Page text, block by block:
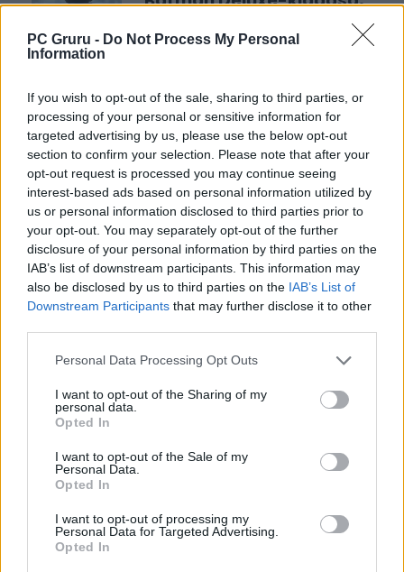
PC Gruru - Do Not Process My Personal
Information
If you wish to opt-out of the sale, sharing to third parties, or
processing of your personal or sensitive information for
targeted advertising by us, please use the below opt-out
section to confirm your selection. Please note that after your
opt-out request is processed you may continue seeing
interest-based ads based on personal information utilized by
us or personal information disclosed to third parties prior to
your opt-out. You may separately opt-out of the further
disclosure of your personal information by third parties on the
IAB’s list of downstream participants. This information may
also be disclosed by us to third parties on the IAB’s List of
Downstream Participants that may further disclose it to other
Personal Data Processing Opt Outs
I want to opt-out of the Sharing of my
personal data.
Opted In
I want to opt-out of the Sale of my
Personal Data.
Opted In
I want to opt-out of processing my
Personal Data for Targeted Advertising.
Opted In
Nincs már messze a LEGO
Knight megjelenése, ma pedig
videót kapott a Deluxe Edition
tartalma.
Egyesek már játszhatnak az
új Batman játékkal az egyik
nagy áruházlánc hibája
miatt!
Véletlenül aktiválták az új LEGO
Batman teljes verzióját Xboxon.
LEGFRISSEBB VIDEÓNK